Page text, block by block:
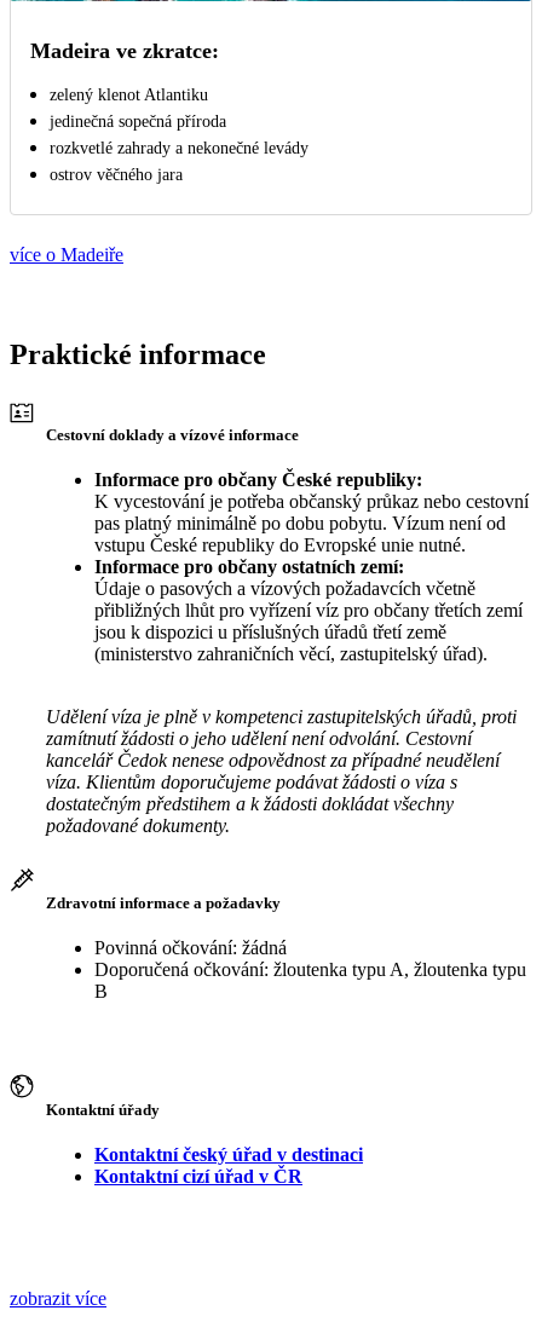
Madeira ve zkratce:
zelený klenot Atlantiku
jedinečná sopečná příroda
rozkvetlé zahrady a nekonečné levády
ostrov věčného jara
více o Madeiře
Praktické informace
Cestovní doklady a vízové informace
Informace pro občany České republiky:
K vycestování je potřeba občanský průkaz nebo cestovní
pas platný minimálně po dobu pobytu. Vízum není od
vstupu České republiky do Evropské unie nutné.
Informace pro občany ostatních zemí:
Údaje o pasových a vízových požadavcích včetně
přibližných lhůt pro vyřízení víz pro občany třetích zemí
jsou k dispozici u příslušných úřadů třetí země
(ministerstvo zahraničních věcí, zastupitelský úřad).
Udělení víza je plně v kompetenci zastupitelských úřadů, proti
zamítnutí žádosti o jeho udělení není odvolání. Cestovní
kancelář Čedok nenese odpovědnost za případné neudělení
víza. Klientům doporučujeme podávat žádosti o víza s
dostatečným předstihem a k žádosti dokládat všechny
požadované dokumenty.
Zdravotní informace a požadavky
Povinná očkování: žádná
Doporučená očkování: žloutenka typu A, žloutenka typu
B
Kontaktní úřady
Kontaktní český úřad v destinaci
Kontaktní cizí úřad v ČR
zobrazit více